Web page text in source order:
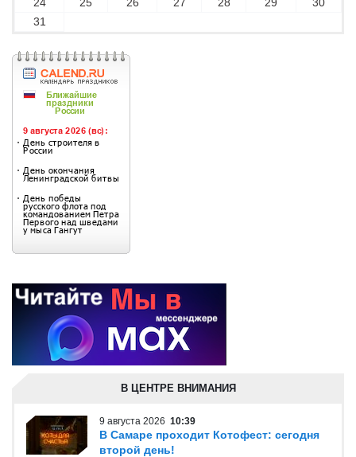
31
В ЦЕНТРЕ ВНИМАНИЯ
9 августа 2026 10:39
В Самаре проходит Котофест: сегодня
второй день!